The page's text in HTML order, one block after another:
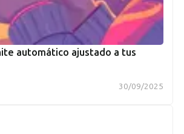
automático ajustado a tus
30/09/2025